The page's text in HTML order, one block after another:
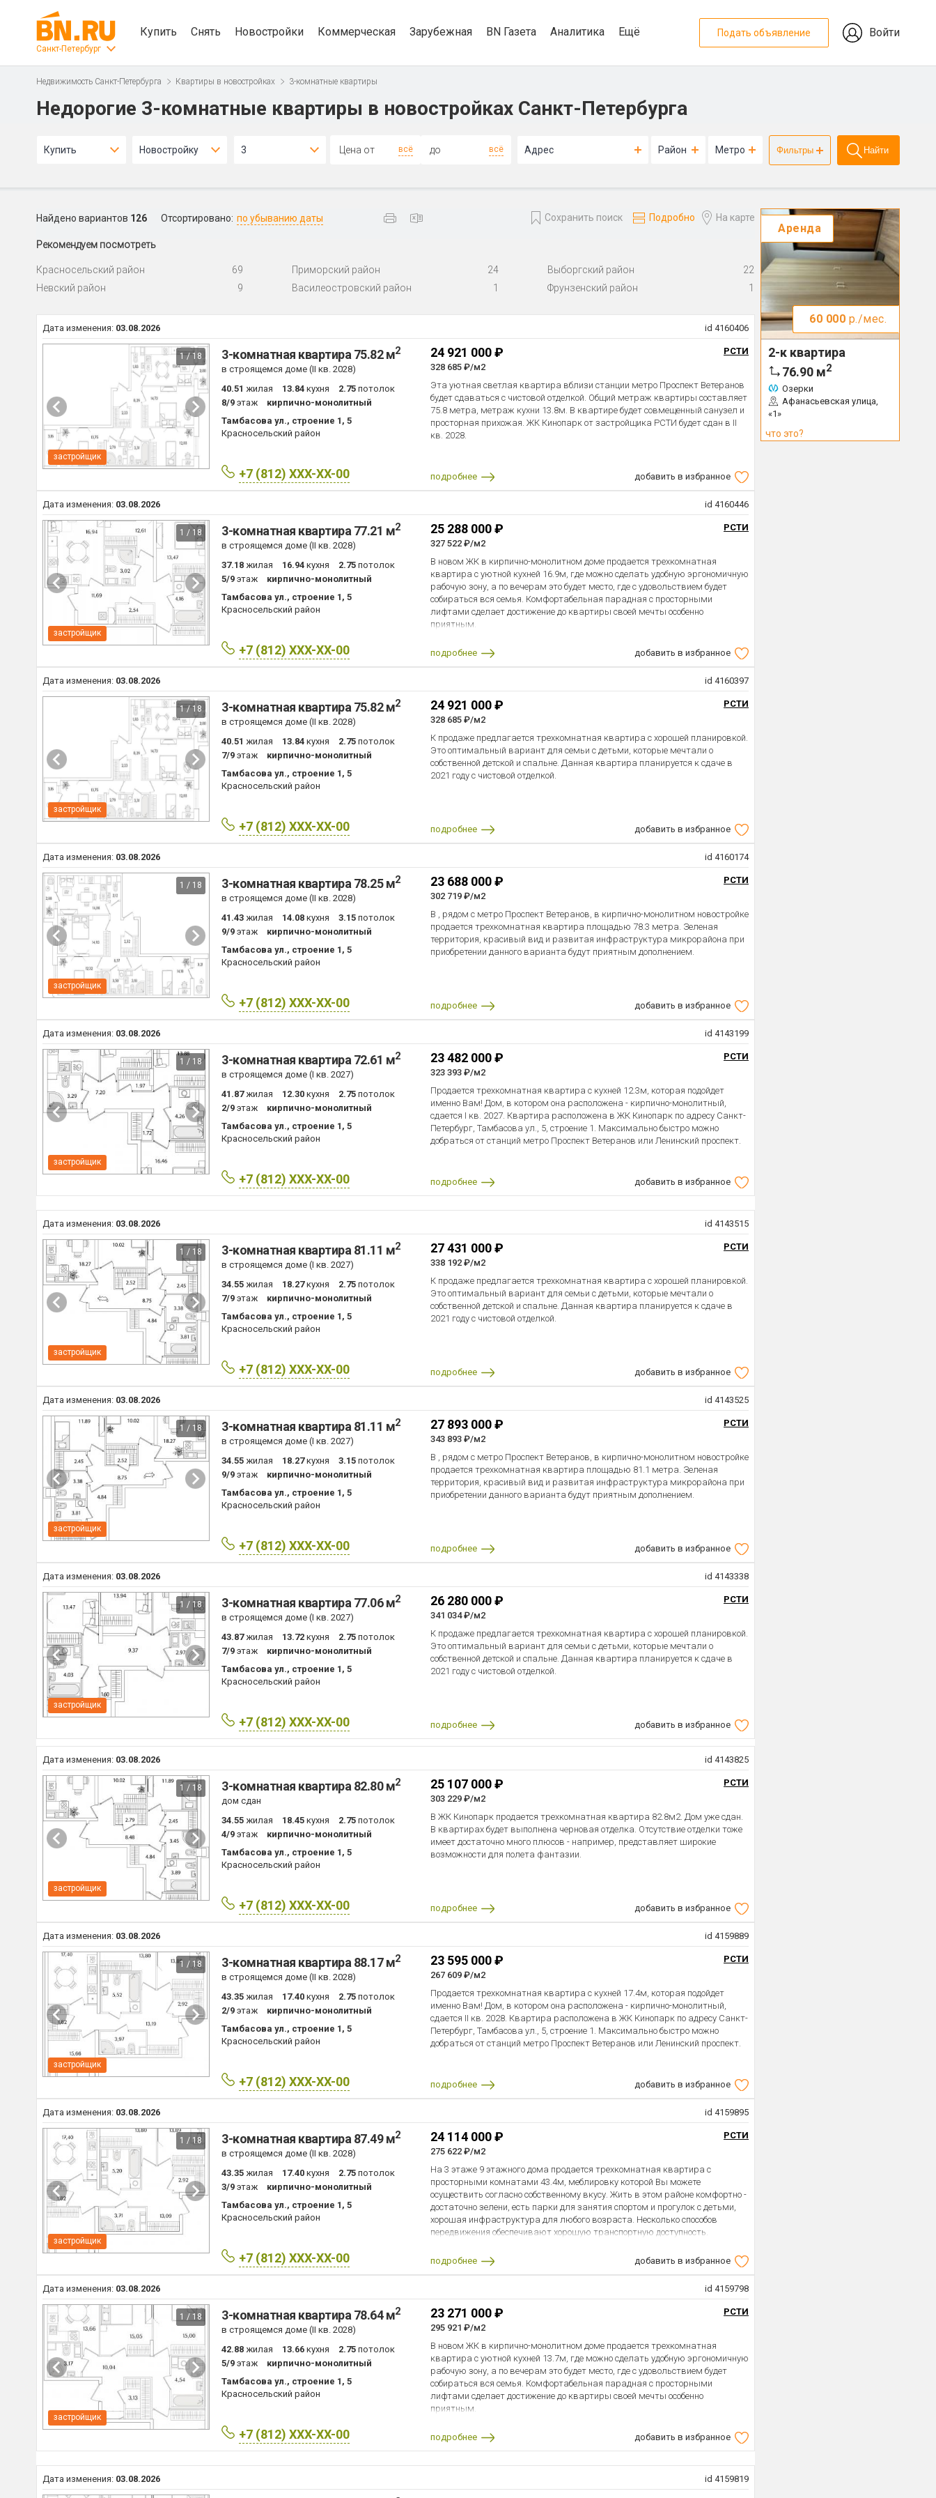
Санкт-Петербург
Купить Снять Новостройки Коммерческая Зарубежная BN Газета Аналитика Ещё Подать объявление Войти
Недвижимость Санкт-Петербурга Квартиры в новостройках 3-комнатные квартиры
Недорогие 3-комнатные квартиры в новостройках Санкт-Петербурга
Купить Новостройку 3 всё всё Адрес Район Метро Фильтры Найти
Найдено вариантов 126 Отсортировано: по убыванию даты Сохранить поиск Подробно На карте
Рекомендуем посмотреть
Красносельский район 69 Приморский район 24 Выборгский район
22
Невский район
9 Василеостровский район 1 Фрунзенский район 1
Дата изменения: 03.08.2026 id 4160406
1 / 18
застройщик
3-комнатная квартира 75.82 м2
в строящемся доме (II кв. 2028)
40.51 жилая 13.84 кухня 2.75 потолок
8/9 этаж
кирпично-монолитный
Тамбасова ул., строение 1, 5
Красносельский район
+7 (812) XXX-XX-00
24 921 000 ₽
328 685 ₽/м2
РСТИ
Эта уютная светлая квартира вблизи станции метро Проспект Ветеранов
будет сдаваться с чистовой отделкой. Общий метраж квартиры составляет
75.8 метра, метраж кухни 13.8м. В квартире будет совмещенный санузел и
просторная прихожая. ЖК Кинопарк от застройщика РСТИ будет сдан в II
кв. 2028.
подробнее добавить в избранное
Дата изменения: 03.08.2026 id 4160446
1 / 18
застройщик
3-комнатная квартира 77.21 м2
в строящемся доме (II кв. 2028)
37.18 жилая 16.94 кухня 2.75 потолок
5/9 этаж
кирпично-монолитный
Тамбасова ул., строение 1, 5
Красносельский район
+7 (812) XXX-XX-00
25 288 000 ₽
327 522 ₽/м2
РСТИ
В новом ЖК в кирпично-монолитном доме продается трехкомнатная
квартира с уютной кухней 16.9м, где можно сделать удобную эргономичную
рабочую зону, а по вечерам это будет место, где с удовольствием будет
собираться вся семья. Комфортабельная парадная с просторными
лифтами сделает достижение до квартиры своей мечты особенно
приятным.
подробнее добавить в избранное
Дата изменения: 03.08.2026 id 4160397
1 / 18
застройщик
3-комнатная квартира 75.82 м2
в строящемся доме (II кв. 2028)
40.51 жилая 13.84 кухня 2.75 потолок
7/9 этаж
кирпично-монолитный
Тамбасова ул., строение 1, 5
Красносельский район
+7 (812) XXX-XX-00
24 921 000 ₽
328 685 ₽/м2
РСТИ
К продаже предлагается трехкомнатная квартира с хорошей планировкой.
Это оптимальный вариант для семьи с детьми, которые мечтали о
собственной детской и спальне. Данная квартира планируется к сдаче в
2021 году с чистовой отделкой.
подробнее добавить в избранное
Дата изменения: 03.08.2026 id 4160174
1 / 18
застройщик
3-комнатная квартира 78.25 м2
в строящемся доме (II кв. 2028)
41.43 жилая 14.08 кухня 3.15 потолок
9/9 этаж
кирпично-монолитный
Тамбасова ул., строение 1, 5
Красносельский район
+7 (812) XXX-XX-00
23 688 000 ₽
302 719 ₽/м2
РСТИ
В , рядом с метро Проспект Ветеранов, в кирпично-монолитном новостройке
продается трехкомнатная квартира площадью 78.3 метра. Зеленая
территория, красивый вид и развитая инфраструктура микрорайона при
приобретении данного варианта будут приятным дополнением.
подробнее добавить в избранное
Дата изменения: 03.08.2026 id 4143199
1 / 18
застройщик
3-комнатная квартира 72.61 м2
в строящемся доме (I кв. 2027)
41.87 жилая 12.30 кухня 2.75 потолок
2/9 этаж
кирпично-монолитный
Тамбасова ул., строение 1, 5
Красносельский район
+7 (812) XXX-XX-00
23 482 000 ₽
323 393 ₽/м2
РСТИ
Продается трехкомнатная квартира с кухней 12.3м, которая подойдет
именно Вам! Дом, в котором она расположена - кирпично-монолитный,
сдается I кв. 2027. Квартира расположена в ЖК Кинопарк по адресу Санкт-
Петербург, Тамбасова ул., 5, строение 1. Максимально быстро можно
добраться от станций метро Проспект Ветеранов или Ленинский проспект.
подробнее добавить в избранное
Дата изменения: 03.08.2026 id 4143515
1 / 18
застройщик
3-комнатная квартира 81.11 м2
в строящемся доме (I кв. 2027)
34.55 жилая 18.27 кухня 2.75 потолок
7/9 этаж
кирпично-монолитный
Тамбасова ул., строение 1, 5
Красносельский район
+7 (812) XXX-XX-00
27 431 000 ₽
338 192 ₽/м2
РСТИ
К продаже предлагается трехкомнатная квартира с хорошей планировкой.
Это оптимальный вариант для семьи с детьми, которые мечтали о
собственной детской и спальне. Данная квартира планируется к сдаче в
2021 году с чистовой отделкой.
подробнее добавить в избранное
Дата изменения: 03.08.2026 id 4143525
1 / 18
застройщик
3-комнатная квартира 81.11 м2
в строящемся доме (I кв. 2027)
34.55 жилая 18.27 кухня 3.15 потолок
9/9 этаж
кирпично-монолитный
Тамбасова ул., строение 1, 5
Красносельский район
+7 (812) XXX-XX-00
27 893 000 ₽
343 893 ₽/м2
РСТИ
В , рядом с метро Проспект Ветеранов, в кирпично-монолитном новостройке
продается трехкомнатная квартира площадью 81.1 метра. Зеленая
территория, красивый вид и развитая инфраструктура микрорайона при
приобретении данного варианта будут приятным дополнением.
подробнее добавить в избранное
Дата изменения: 03.08.2026 id 4143338
1 / 18
застройщик
3-комнатная квартира 77.06 м2
в строящемся доме (I кв. 2027)
43.87 жилая 13.72 кухня 2.75 потолок
7/9 этаж
кирпично-монолитный
Тамбасова ул., строение 1, 5
Красносельский район
+7 (812) XXX-XX-00
26 280 000 ₽
341 034 ₽/м2
РСТИ
К продаже предлагается трехкомнатная квартира с хорошей планировкой.
Это оптимальный вариант для семьи с детьми, которые мечтали о
собственной детской и спальне. Данная квартира планируется к сдаче в
2021 году с чистовой отделкой.
подробнее добавить в избранное
Дата изменения: 03.08.2026 id 4143825
1 / 18
застройщик
3-комнатная квартира 82.80 м2
дом сдан
34.55 жилая 18.45 кухня 2.75 потолок
4/9 этаж
кирпично-монолитный
Тамбасова ул., строение 1, 5
Красносельский район
+7 (812) XXX-XX-00
25 107 000 ₽
303 229 ₽/м2
РСТИ
В ЖК Кинопарк продается трехкомнатная квартира 82.8м2. Дом уже сдан.
В квартирах будет выполнена черновая отделка. Отсутствие отделки тоже
имеет достаточно много плюсов - например, представляет широкие
возможности для полета фантазии.
подробнее добавить в избранное
Дата изменения: 03.08.2026 id 4159889
1 / 18
застройщик
3-комнатная квартира 88.17 м2
в строящемся доме (II кв. 2028)
43.35 жилая 17.40 кухня 2.75 потолок
2/9 этаж
кирпично-монолитный
Тамбасова ул., строение 1, 5
Красносельский район
+7 (812) XXX-XX-00
23 595 000 ₽
267 609 ₽/м2
РСТИ
Продается трехкомнатная квартира с кухней 17.4м, которая подойдет
именно Вам! Дом, в котором она расположена - кирпично-монолитный,
сдается II кв. 2028. Квартира расположена в ЖК Кинопарк по адресу Санкт-
Петербург, Тамбасова ул., 5, строение 1. Максимально быстро можно
добраться от станций метро Проспект Ветеранов или Ленинский проспект.
подробнее добавить в избранное
Дата изменения: 03.08.2026 id 4159895
1 / 18
застройщик
3-комнатная квартира 87.49 м2
в строящемся доме (II кв. 2028)
43.35 жилая 17.40 кухня 2.75 потолок
3/9 этаж
кирпично-монолитный
Тамбасова ул., строение 1, 5
Красносельский район
+7 (812) XXX-XX-00
24 114 000 ₽
275 622 ₽/м2
РСТИ
На 3 этаже 9 этажного дома продается трехкомнатная квартира с
просторными комнатами 43.4м, меблировку которой Вы можете
осуществить согласно собственному вкусу. Жить в этом районе комфортно -
достаточно зелени, есть парки для занятия спортом и прогулок с детьми,
хорошая инфраструктура для любого возраста. Несколько способов
передвижения обеспечивают хорошую транспортную доступность.
подробнее добавить в избранное
Дата изменения: 03.08.2026 id 4159798
1 / 18
застройщик
3-комнатная квартира 78.64 м2
в строящемся доме (II кв. 2028)
42.88 жилая 13.66 кухня 2.75 потолок
5/9 этаж
кирпично-монолитный
Тамбасова ул., строение 1, 5
Красносельский район
+7 (812) XXX-XX-00
23 271 000 ₽
295 921 ₽/м2
РСТИ
В новом ЖК в кирпично-монолитном доме продается трехкомнатная
квартира с уютной кухней 13.7м, где можно сделать удобную эргономичную
рабочую зону, а по вечерам это будет место, где с удовольствием будет
собираться вся семья. Комфортабельная парадная с просторными
лифтами сделает достижение до квартиры своей мечты особенно
приятным.
подробнее добавить в избранное
Дата изменения: 03.08.2026 id 4159819
Аренда
60 000 р./мес.
2-к квартира
76.90 м2
Озерки
Афанасьевская улица,
«1»
что это?